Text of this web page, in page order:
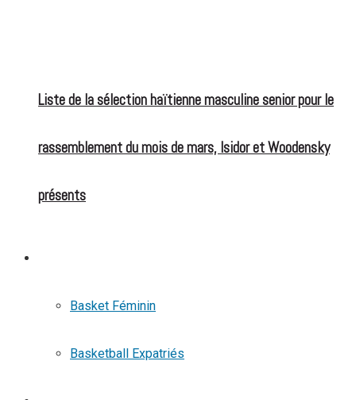
Liste de la sélection haïtienne masculine senior pour le
rassemblement du mois de mars, Isidor et Woodensky
présents
Basket Féminin
Basketball Expatriés